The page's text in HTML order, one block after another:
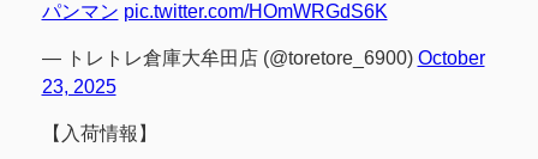
パンマン pic.twitter.com/HOmWRGdS6K
— トレトレ倉庫大牟田店 (@toretore_6900) October
23, 2025
【入荷情報】